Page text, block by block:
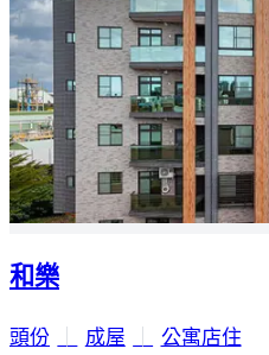
和樂
頭份 成屋 公寓店住